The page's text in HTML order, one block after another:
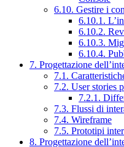
6.10. Gestire i
6.10.1.
6.10.2.
6.10.3.
6.10.4.
7. Progettazione
7.1.
7.2. User stories
7.2.1.
7.3. Flussi di
7.4. Wireframe
7.5. Prototipi
8. Progettazione